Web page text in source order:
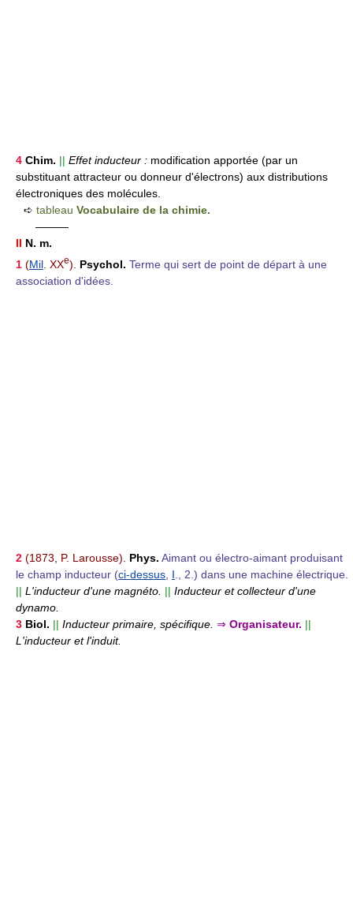
4 Chim. || Effet inducteur : modification apportée (par un
substituant attracteur ou donneur d'électrons) aux distributions
électroniques des molécules.
➪ tableau Vocabulaire de la chimie.
———
II N. m.
1 (Mil . XXe). Psychol. Terme qui sert de point de départ à une
association d'idées.
2 (1873, P. Larousse). Phys. Aimant ou électro-aimant produisant
le champ inducteur (ci-dessus I ., 2.) dans une machine électrique.
|| L'inducteur d'une magnéto. || Inducteur et collecteur d'une
dynamo.
3 Biol. || Inducteur primaire, spécifique. ⇒ Organisateur. ||
L'inducteur et l'induit.